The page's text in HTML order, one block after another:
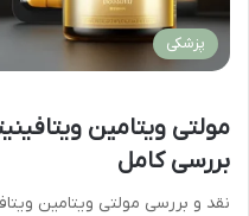
پزشکی
مولتی ویتامین
بررسی کامل
نقد و بررسی مولتی ویتامین